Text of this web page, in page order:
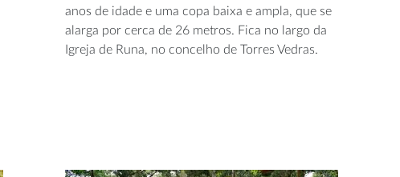
anos de idade e uma copa baixa e ampla, que se
alarga por cerca de 26 metros. Fica no largo da
Igreja de Runa, no concelho de Torres Vedras.